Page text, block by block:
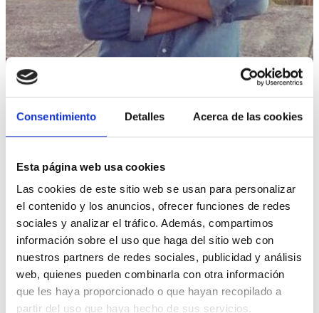
Consentimiento Detalles Acerca de las cookies
Esta página web usa cookies
Las cookies de este sitio web se usan para personalizar
el contenido y los anuncios, ofrecer funciones de redes
sociales y analizar el tráfico. Además, compartimos
información sobre el uso que haga del sitio web con
nuestros partners de redes sociales, publicidad y análisis
web, quienes pueden combinarla con otra información
que les haya proporcionado o que hayan recopilado a
partir del uso que haya hecho de sus servicios.
¿Se comprometen a que la Dra.
Natalia Pastora continue en el
servicio de oftalmologia
infantil?
La Plataforma de Padres de Pacientes de la
Sección de Oftalmología Pediátrica del Hospital
Universitario La Paz (HULP) de Madrid, junto
con una serie de Asociaciones firmantes
(AFASCOL Asociación de Familiares y Afectados
gehiago ikusi